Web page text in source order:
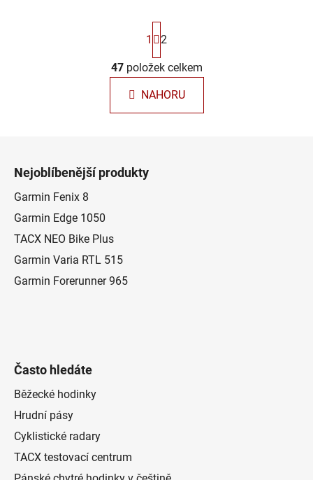
O
v
t
r
á
n
k
1 2
47položek celkem
NAHORU
Nejoblíbenější produkty
Garmin Fenix 8
Garmin Edge 1050
TACX NEO Bike Plus
Garmin Varia RTL 515
Garmin Forerunner 965
Často hledáte
Běžecké hodinky
Hrudní pásy
Cyklistické radary
TACX testovací centrum